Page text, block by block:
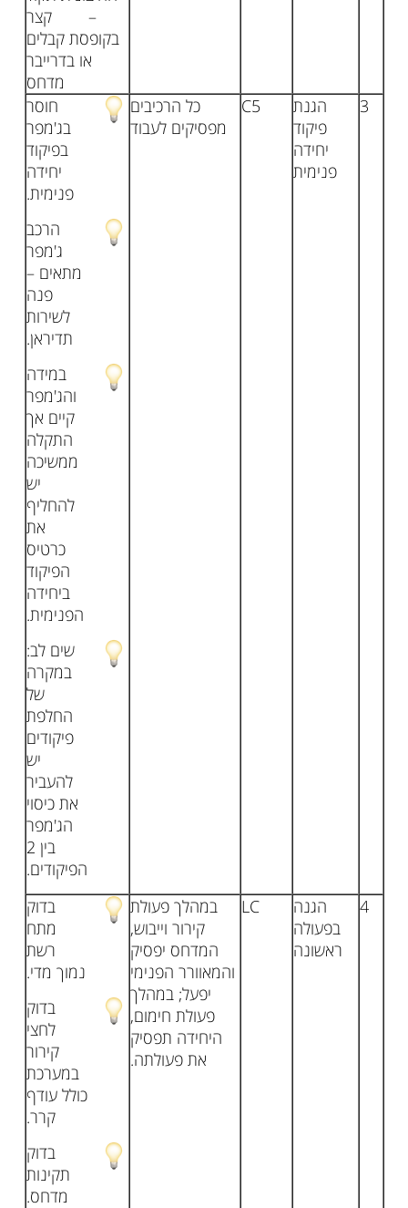
– קצר
בקופסת קבלים
או בדרייבר
מדחס
3
הגנת
פיקוד
יחידה
פנימית
C5
כל הרכיבים
מפסיקים לעבוד
חוסר
בג'מפר
בפיקוד
יחידה
פנימית.
הרכב
ג'מפר
מתאים –
פנה
לשירות
תדיראן.
במידה
והג'מפר
קיים אך
התקלה
ממשיכה
יש
להחליף
את
כרטיס
הפיקוד
ביחידה
הפנימית.
שים לב:
במקרה
של
החלפת
פיקודים
יש
להעביר
את כיסוי
הג'מפר
בין 2
הפיקודים.
4
הגנה
בפעולה
ראשונה
LC
במהלך פעולת
קירור וייבוש,
המדחס יפסיק
והמאוורר הפנימי
יפעל; במהלך
פעולת חימום,
היחידה תפסיק
את פעולתה.
בדוק
מתח
רשת
נמוך מדי.
בדוק
לחצי
קירור
במערכת
כולל עודף
קרר.
בדוק
תקינות
מדחס.